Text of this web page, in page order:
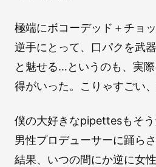
極端にボコーデッド＋チョ
逆手にとって、口パクを武
と魅せる…というのも、実
得がいった。こりゃすごい、
僕の大好きなpipettesもそう
男性プロデューサーに踊ら
結果、いつの間にか逆に女